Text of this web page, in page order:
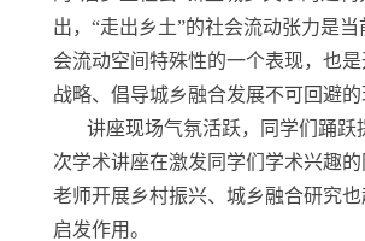
出，“走出乡土”的社会流动张力是
会流动空间特殊性的一个表现，也
战略、倡导城乡融合发展不可回避的
讲座现场气氛活跃，同学们踊跃
次学术讲座在激发同学们学术兴趣
老师开展乡村振兴、城乡融合研究
启发作用。